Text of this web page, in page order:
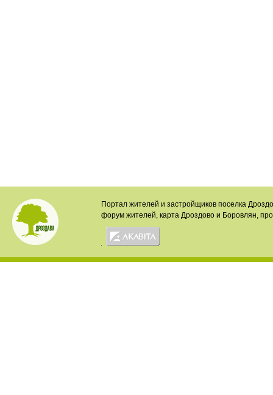
Портал жителей и застройщиков поселка
форум жителей, карта Дроздово и Боровлян,